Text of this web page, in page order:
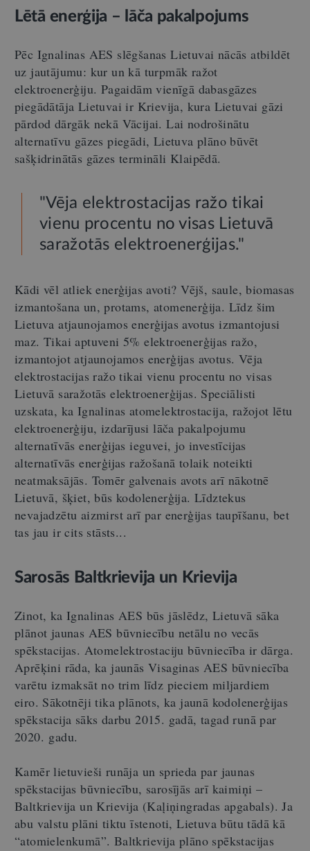
Lētā enerģija – lāča pakalpojums
Pēc Ignalinas AES slēgšanas Lietuvai nācās atbildēt
uz jautājumu: kur un kā turpmāk ražot
elektroenerģiju. Pagaidām vienīgā dabasgāzes
piegādātāja Lietuvai ir Krievija, kura Lietuvai gāzi
pārdod dārgāk nekā Vācijai. Lai nodrošinātu
alternatīvu gāzes piegādi, Lietuva plāno būvēt
sašķidrinātās gāzes termināli Klaipēdā.
"Vēja elektrostacijas ražo tikai
vienu procentu no visas Lietuvā
saražotās elektroenerģijas."
Kādi vēl atliek enerģijas avoti? Vējš, saule, biomasas
izmantošana un, protams, atomenerģija. Līdz šim
Lietuva atjaunojamos enerģijas avotus izmantojusi
maz. Tikai aptuveni 5% elektroenerģijas ražo,
izmantojot atjaunojamos enerģijas avotus. Vēja
elektrostacijas ražo tikai vienu procentu no visas
Lietuvā saražotās elektroenerģijas. Speciālisti
uzskata, ka Ignalinas atomelektrostacija, ražojot lētu
elektroenerģiju, izdarījusi lāča pakalpojumu
alternatīvās enerģijas ieguvei, jo investīcijas
alternatīvās enerģijas ražošanā tolaik noteikti
neatmaksājās. Tomēr galvenais avots arī nākotnē
Lietuvā, šķiet, būs kodolenerģija. Līdztekus
nevajadzētu aizmirst arī par enerģijas taupīšanu, bet
tas jau ir cits stāsts...
Sarosās Baltkrievija un Krievija
Zinot, ka Ignalinas AES būs jāslēdz, Lietuvā sāka
plānot jaunas AES būvniecību netālu no vecās
spēkstacijas. Atomelektrostaciju būvniecība ir dārga.
Aprēķini rāda, ka jaunās Visaginas AES būvniecība
varētu izmaksāt no trim līdz pieciem miljardiem
eiro. Sākotnēji tika plānots, ka jaunā kodolenerģijas
spēkstacija sāks darbu 2015. gadā, tagad runā par
2020. gadu.
Kamēr lietuvieši runāja un sprieda par jaunas
spēkstacijas būvniecību, sarosījās arī kaimiņi –
Baltkrievija un Krievija (Kaļiņingradas apgabals). Ja
abu valstu plāni tiktu īstenoti, Lietuva būtu tādā kā
“atomielenkumā”. Baltkrievija plāno spēkstacijas